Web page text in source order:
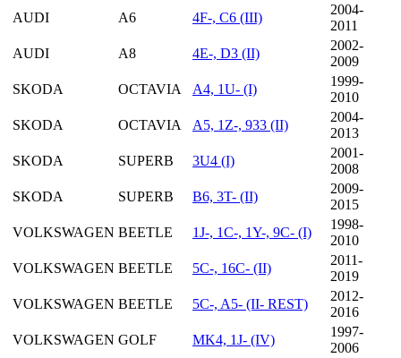
AUDI
A6 4F-, C6 (III)
2004-
2011
AUDI
A8 4E-, D3 (II)
2002-
2009
SKODA
OCTAVIA A4, 1U- (I)
1999-
2010
SKODA
OCTAVIA A5, 1Z-, 933 (II)
2004-
2013
SKODA
SUPERB 3U4 (I)
2001-
2008
SKODA
SUPERB B6, 3T- (II)
2009-
2015
VOLKSWAGEN BEETLE 1J-, 1C-, 1Y-, 9C- (I)
1998-
2010
VOLKSWAGEN BEETLE 5C-, 16C- (II)
2011-
2019
VOLKSWAGEN BEETLE 5C-, A5- (II- REST)
2012-
2016
VOLKSWAGEN GOLF MK4, 1J- (IV)
1997-
2006